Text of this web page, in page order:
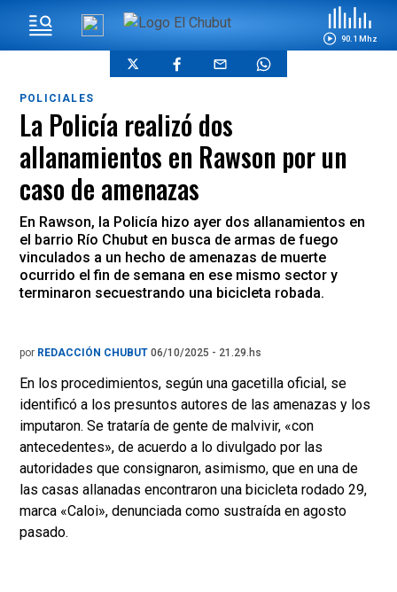
90.1 Mhz
POLICIALES
La Policía realizó dos
allanamientos en Rawson por un
caso de amenazas
En Rawson, la Policía hizo ayer dos allanamientos en
el barrio Río Chubut en busca de armas de fuego
vinculados a un hecho de amenazas de muerte
ocurrido el fin de semana en ese mismo sector y
terminaron secuestrando una bicicleta robada.
por REDACCIÓN CHUBUT 06/10/2025 - 21.29.hs
En los procedimientos, según una gacetilla oficial, se
identificó a los presuntos autores de las amenazas y los
imputaron. Se trataría de gente de malvivir, «con
antecedentes», de acuerdo a lo divulgado por las
autoridades que consignaron, asimismo, que en una de
las casas allanadas encontraron una bicicleta rodado 29,
marca «Caloi», denunciada como sustraída en agosto
pasado.